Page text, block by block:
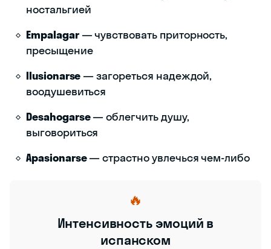
ностальгией
Empalagar— чувствовать приторность,
пресыщение
Ilusionarse— загореться надеждой,
воодушевиться
Desahogarse— облегчить душу,
выговориться
Apasionarse— страстно увлечься чем-либо
🔥
Интенсивность эмоций в
испанском